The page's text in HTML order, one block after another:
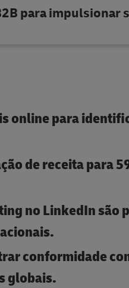
para impulsionar
online para
de receita para
no LinkedIn são
conformidade
globais.